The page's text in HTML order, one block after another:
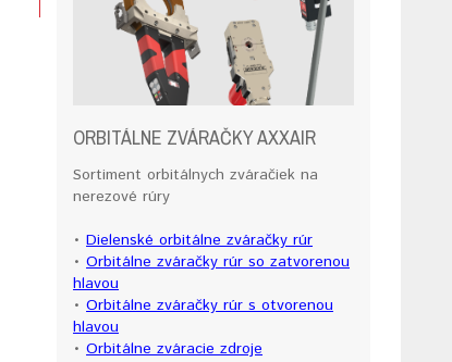
ORBITÁLNE ZVÁRAČKY AXXAIR
Sortiment orbitálnych zváračiek na
nerezové rúry
•Dielenské orbitálne zváračky rúr
•Orbitálne zváračky rúr so zatvorenou
hlavou
•Orbitálne zváračky rúr s otvorenou
hlavou
•Orbitálne zváracie zdroje